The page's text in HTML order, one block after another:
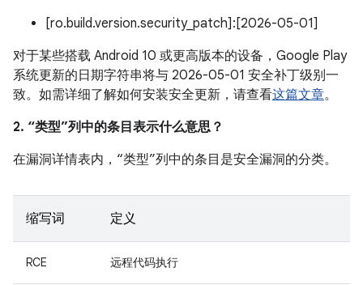
[ro.build.version.security_patch]:[2026-05-01]
对于某些搭载 Android 10 或更高版本的设备，Google Play
系统更新的日期字符串将与 2026-05-01 安全补丁级别一
致。如需详细了解如何安装安全更新，请查看这篇文章。
2. “类型”列中的条目表示什么意思？
在漏洞详情表内，“类型”列中的条目是安全漏洞的分类。
缩写词 定义
RCE 远程代码执行